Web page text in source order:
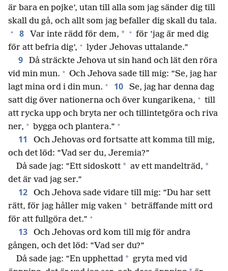
är bara en pojke’, utan till alla som jag sänder dig till
skall du gå, och allt som jag befaller dig skall du tala.
+ 8 Var inte rädd för dem, * + för ’jag är med dig
för att befria dig’, + lyder Jehovas uttalande.”
9
Då sträckte Jehova ut sin hand och lät den röra
vid min mun. + Och Jehova sade till mig: ”Se, jag har
lagt mina ord i din mun. + 10
Se, jag har denna dag
satt dig över nationerna och över kungarikena, + till
att rycka upp och bryta ner och tillintetgöra och riva
ner, + bygga och plantera.” +
11
Och Jehovas ord fortsatte att komma till mig,
och det löd: ”Vad ser du, Jeremia?”
Då sade jag: ”Ett sidoskott * av ett mandelträd, *
det är vad jag ser.”
12
Och Jehova sade vidare till mig: ”Du har sett
rätt, för jag håller mig vaken * beträffande mitt ord
för att fullgöra det.” +
13
Och Jehovas ord kom till mig för andra
gången, och det löd: ”Vad ser du?”
Då sade jag: ”En upphettad * gryta med vid